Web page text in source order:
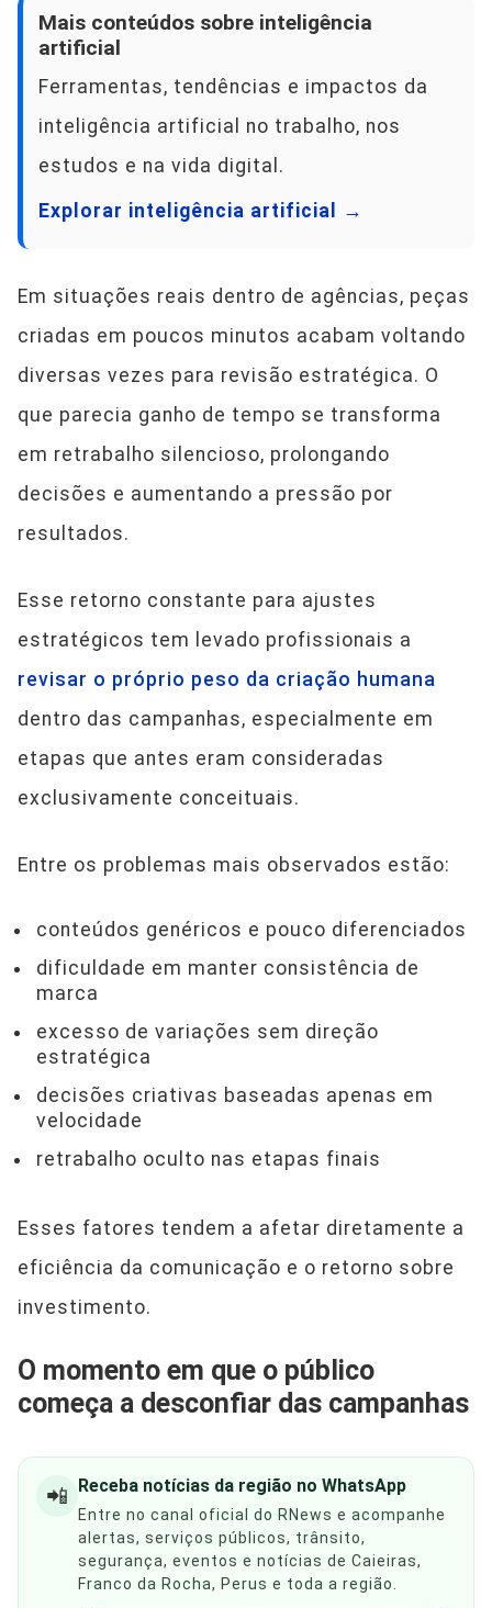
Mais conteúdos sobre inteligência
artificial
Ferramentas, tendências e impactos da
inteligência artificial no trabalho, nos
estudos e na vida digital.
Explorar inteligência artificial →
Em situações reais dentro de agências, peças
criadas em poucos minutos acabam voltando
diversas vezes para revisão estratégica. O
que parecia ganho de tempo se transforma
em retrabalho silencioso, prolongando
decisões e aumentando a pressão por
resultados.
Esse retorno constante para ajustes
estratégicos tem levado profissionais a
revisar o próprio peso da criação humana
dentro das campanhas, especialmente em
etapas que antes eram consideradas
exclusivamente conceituais.
Entre os problemas mais observados estão:
conteúdos genéricos e pouco diferenciados
dificuldade em manter consistência de
marca
excesso de variações sem direção
estratégica
decisões criativas baseadas apenas em
velocidade
retrabalho oculto nas etapas finais
Esses fatores tendem a afetar diretamente a
eficiência da comunicação e o retorno sobre
investimento.
O momento em que o público
começa a desconfiar das campanhas
📲 Receba notícias da região no WhatsApp
Entre no canal oficial do RNews e acompanhe
alertas, serviços públicos, trânsito,
segurança, eventos e notícias de Caieiras,
Franco da Rocha, Perus e toda a região.